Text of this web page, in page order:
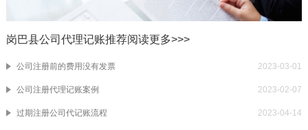
岗巴县公司代理记账推荐阅读更多>>>
公司注册前的费用没有发票 2023-03-01
公司注册代理记账案例 2023-02-07
过期注册公司代记账流程 2023-04-14